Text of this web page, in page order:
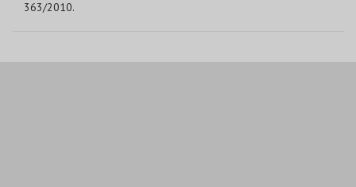
363/2010.